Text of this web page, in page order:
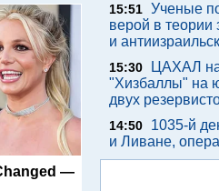
—
15:51 Ученые
верой в теории
и
15:30
ЦАХАЛ
"Хизбаллы" на
двух
14:50
1035-й
и Ливане,